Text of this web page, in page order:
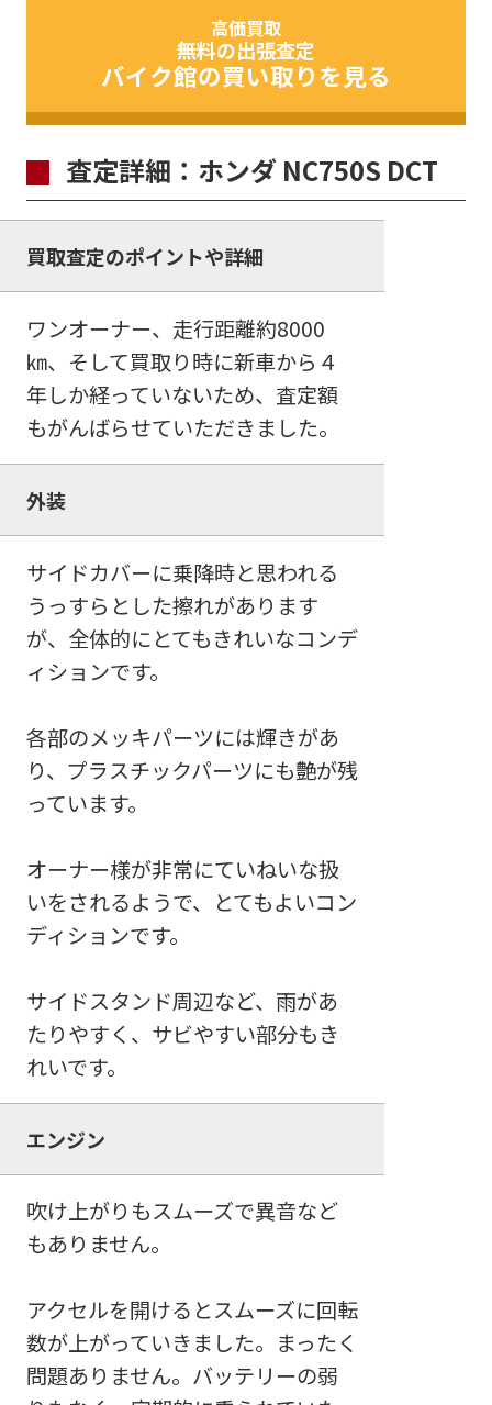
高価買取
無料の出張査定
バイク館の買い取りを見る
査定詳細：ホンダ NC750S DCT
買取査定のポイントや詳細
ワンオーナー、走行距離約8000
㎞、そして買取り時に新車から４
年しか経っていないため、査定額
もがんばらせていただきました。
外装
サイドカバーに乗降時と思われる
うっすらとした擦れがあります
が、全体的にとてもきれいなコンデ
ィションです。
各部のメッキパーツには輝きがあ
り、プラスチックパーツにも艶が残
っています。
オーナー様が非常にていねいな扱
いをされるようで、とてもよいコン
ディションです。
サイドスタンド周辺など、雨があ
たりやすく、サビやすい部分もき
れいです。
エンジン
吹け上がりもスムーズで異音など
もありません。
アクセルを開けるとスムーズに回転
数が上がっていきました。まったく
問題ありません。バッテリーの弱